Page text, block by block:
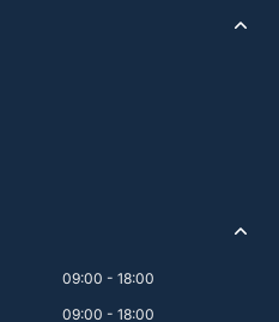
09:00 - 18:00
09:00 - 18:00